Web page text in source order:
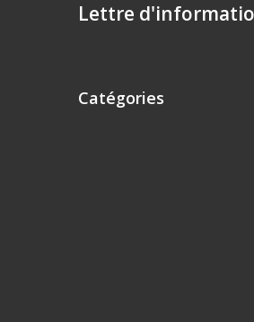
Lettre
Catégories